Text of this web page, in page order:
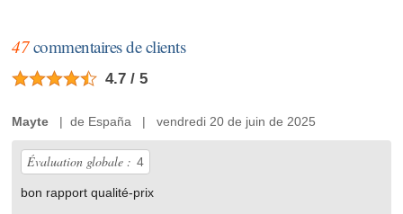
47commentaires de clients
4.7 / 5
Mayte | de España | vendredi 20 de juin de 2025
Évaluation globale : 4
bon rapport qualité-prix